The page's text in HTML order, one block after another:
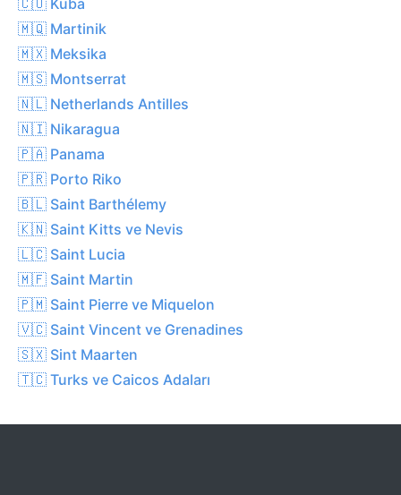
🇲🇶 Martinik
🇲🇽 Meksika
🇲🇸 Montserrat
🇳🇱 Netherlands Antilles
🇳🇮 Nikaragua
🇵🇦 Panama
🇵🇷 Porto Riko
🇧🇱 Saint Barthélemy
🇰🇳 Saint Kitts ve Nevis
🇱🇨 Saint Lucia
🇲🇫 Saint Martin
🇵🇲 Saint Pierre ve Miquelon
🇻🇨 Saint Vincent ve Grenadines
🇸🇽 Sint Maarten
🇹🇨 Turks ve Caicos Adaları